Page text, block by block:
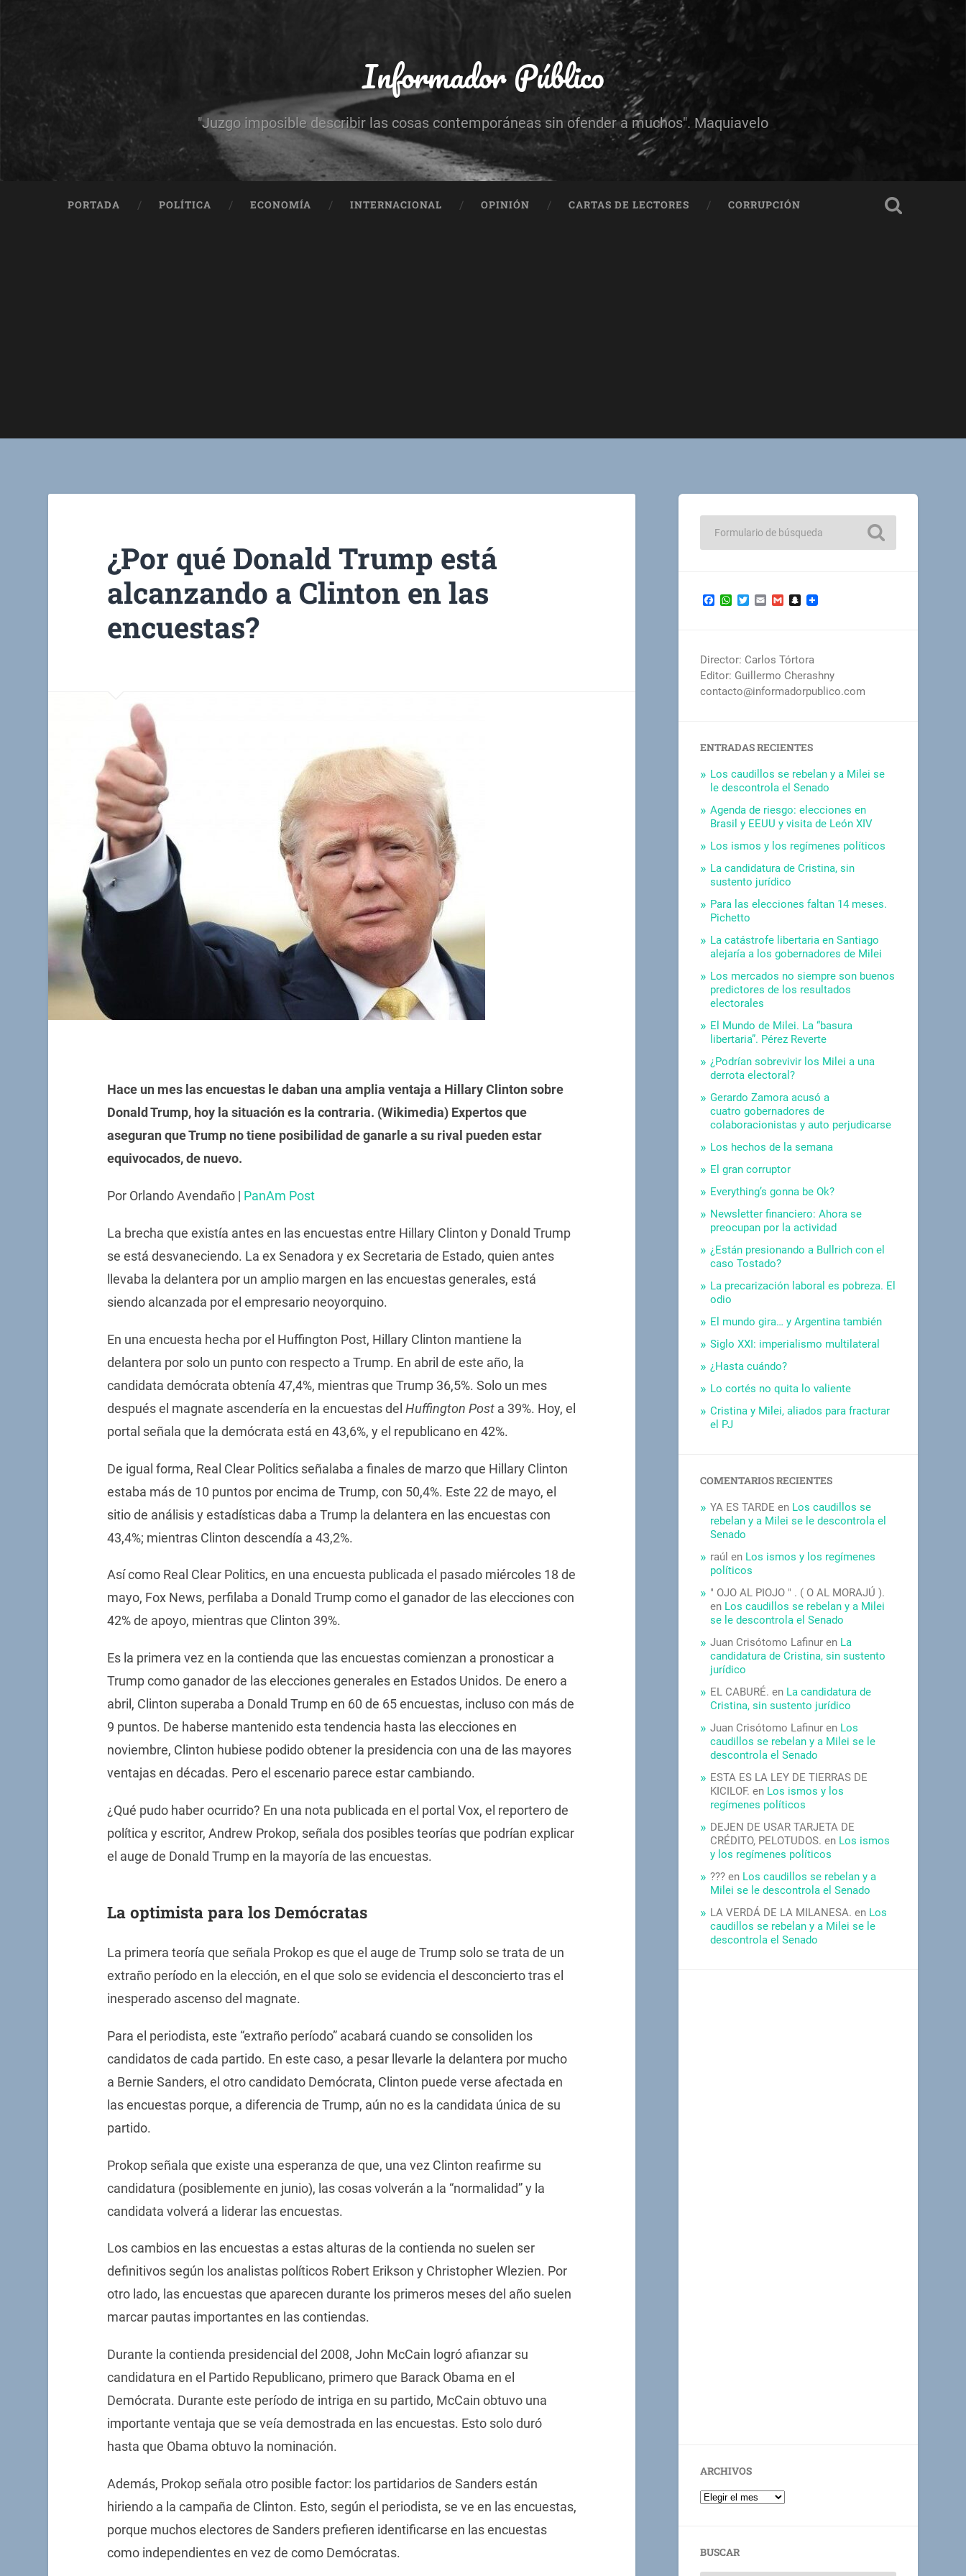
Informador Público
"Juzgo imposible describir las cosas contemporáneas sin ofender a muchos". Maquiavelo
PORTADA POLÍTICA ECONOMÍA INTERNACIONAL OPINIÓN CARTAS DE LECTORES CORRUPCIÓN
¿Por qué Donald Trump está
alcanzando a Clinton en las
encuestas?
Hace un mes las encuestas le daban una amplia ventaja a Hillary Clinton sobre
Donald Trump, hoy la situación es la contraria. (Wikimedia) Expertos que
aseguran que Trump no tiene posibilidad de ganarle a su rival pueden estar
equivocados, de nuevo.
Por Orlando Avendaño | PanAm Post
La brecha que existía antes en las encuestas entre Hillary Clinton y Donald Trump
se está desvaneciendo. La ex Senadora y ex Secretaria de Estado, quien antes
llevaba la delantera por un amplio margen en las encuestas generales, está
siendo alcanzada por el empresario neoyorquino.
En una encuesta hecha por el Huffington Post, Hillary Clinton mantiene la
delantera por solo un punto con respecto a Trump. En abril de este año, la
candidata demócrata obtenía 47,4%, mientras que Trump 36,5%. Solo un mes
después el magnate ascendería en la encuestas del Huffington Posta 39%. Hoy, el
portal señala que la demócrata está en 43,6%, y el republicano en 42%.
De igual forma, Real Clear Politics señalaba a finales de marzo que Hillary Clinton
estaba más de 10 puntos por encima de Trump, con 50,4%. Este 22 de mayo, el
sitio de análisis y estadísticas daba a Trump la delantera en las encuestas con
43,4%; mientras Clinton descendía a 43,2%.
Así como Real Clear Politics, en una encuesta publicada el pasado miércoles 18 de
mayo, Fox News, perfilaba a Donald Trump como el ganador de las elecciones con
42% de apoyo, mientras que Clinton 39%.
Es la primera vez en la contienda que las encuestas comienzan a pronosticar a
Trump como ganador de las elecciones generales en Estados Unidos. De enero a
abril, Clinton superaba a Donald Trump en 60 de 65 encuestas, incluso con más de
9 puntos. De haberse mantenido esta tendencia hasta las elecciones en
noviembre, Clinton hubiese podido obtener la presidencia con una de las mayores
ventajas en décadas. Pero el escenario parece estar cambiando.
¿Qué pudo haber ocurrido? En una nota publicada en el portal Vox, el reportero de
política y escritor, Andrew Prokop, señala dos posibles teorías que podrían explicar
el auge de Donald Trump en la mayoría de las encuestas.
La optimista para los Demócratas
La primera teoría que señala Prokop es que el auge de Trump solo se trata de un
extraño período en la elección, en el que solo se evidencia el desconcierto tras el
inesperado ascenso del magnate.
Para el periodista, este “extraño período” acabará cuando se consoliden los
candidatos de cada partido. En este caso, a pesar llevarle la delantera por mucho
a Bernie Sanders, el otro candidato Demócrata, Clinton puede verse afectada en
las encuestas porque, a diferencia de Trump, aún no es la candidata única de su
partido.
Prokop señala que existe una esperanza de que, una vez Clinton reafirme su
candidatura (posiblemente en junio), las cosas volverán a la “normalidad” y la
candidata volverá a liderar las encuestas.
Los cambios en las encuestas a estas alturas de la contienda no suelen ser
definitivos según los analistas políticos Robert Erikson y Christopher Wlezien. Por
otro lado, las encuestas que aparecen durante los primeros meses del año suelen
marcar pautas importantes en las contiendas.
Durante la contienda presidencial del 2008, John McCain logró afianzar su
candidatura en el Partido Republicano, primero que Barack Obama en el
Demócrata. Durante este período de intriga en su partido, McCain obtuvo una
importante ventaja que se veía demostrada en las encuestas. Esto solo duró
hasta que Obama obtuvo la nominación.
Además, Prokop señala otro posible factor: los partidarios de Sanders están
hiriendo a la campaña de Clinton. Esto, según el periodista, se ve en las encuestas,
porque muchos electores de Sanders prefieren identificarse en las encuestas
como independientes en vez de como Demócratas.
Facebook
WhatsApp
TwitterEmailGmailSnapchat
Director: Carlos Tórtora
Editor: Guillermo Cherashny
contacto@informadorpublico.com
ENTRADAS RECIENTES
Los caudillos se rebelan y a Milei se
le descontrola el Senado
Agenda de riesgo: elecciones en
Brasil y EEUU y visita de León XIV
Los ismos y los regímenes políticos
La candidatura de Cristina, sin
sustento jurídico
Para las elecciones faltan 14 meses.
Pichetto
La catástrofe libertaria en Santiago
alejaría a los gobernadores de Milei
Los mercados no siempre son buenos
predictores de los resultados
electorales
El Mundo de Milei. La “basura
libertaria”. Pérez Reverte
¿Podrían sobrevivir los Milei a una
derrota electoral?
Gerardo Zamora acusó a
cuatro gobernadores de
colaboracionistas y auto perjudicarse
Los hechos de la semana
El gran corruptor
Everything’s gonna be Ok?
Newsletter financiero: Ahora se
preocupan por la actividad
¿Están presionando a Bullrich con el
caso Tostado?
La precarización laboral es pobreza. El
odio
El mundo gira… y Argentina también
Siglo XXI: imperialismo multilateral
¿Hasta cuándo?
Lo cortés no quita lo valiente
Cristina y Milei, aliados para fracturar
el PJ
COMENTARIOS RECIENTES
YA ES TARDE en Los caudillos se
rebelan y a Milei se le descontrola el
Senado
raúl en Los ismos y los regímenes
políticos
" OJO AL PIOJO " . ( O AL MORAJÚ ).
en Los caudillos se rebelan y a Milei
se le descontrola el Senado
Juan Crisótomo Lafinur en La
candidatura de Cristina, sin sustento
jurídico
EL CABURÉ. en La candidatura de
Cristina, sin sustento jurídico
Juan Crisótomo Lafinur en Los
caudillos se rebelan y a Milei se le
descontrola el Senado
ESTA ES LA LEY DE TIERRAS DE
KICILOF. en Los ismos y los
regímenes políticos
DEJEN DE USAR TARJETA DE
CRÉDITO, PELOTUDOS. en Los ismos
y los regímenes políticos
??? en Los caudillos se rebelan y a
Milei se le descontrola el Senado
LA VERDÁ DE LA MILANESA. en Los
caudillos se rebelan y a Milei se le
descontrola el Senado
ARCHIVOS
BUSCAR